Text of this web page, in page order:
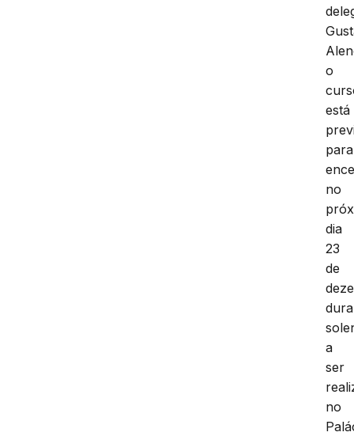
o
está
para
no
dia
23
de
a
ser
no